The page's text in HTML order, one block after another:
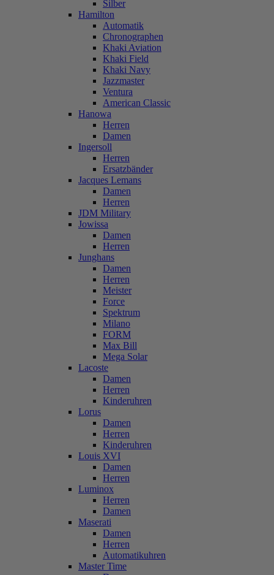
Silber
Hamilton
Automatik
Chronographen
Khaki Aviation
Khaki Field
Khaki Navy
Jazzmaster
Ventura
American Classic
Hanowa
Herren
Damen
Ingersoll
Herren
Ersatzbänder
Jacques Lemans
Damen
Herren
JDM Military
Jowissa
Damen
Herren
Junghans
Damen
Herren
Meister
Force
Spektrum
Milano
FORM
Max Bill
Mega Solar
Lacoste
Damen
Herren
Kinderuhren
Lorus
Damen
Herren
Kinderuhren
Louis XVI
Damen
Herren
Luminox
Herren
Damen
Maserati
Damen
Herren
Automatikuhren
Master Time